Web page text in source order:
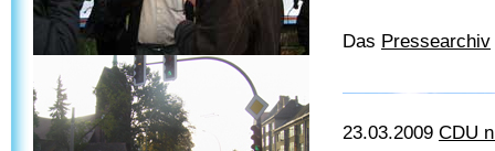
Das Pressearchiv
23.03.2009 CDU